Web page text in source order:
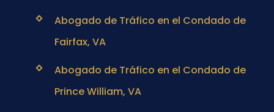
Abogado de Tráfico en el Condado de
Fairfax, VA
Abogado de Tráfico en el Condado de
Prince William, VA